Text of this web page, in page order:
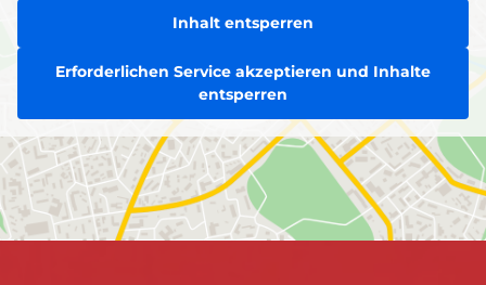
Inhalt entsperren
Erforderlichen Service akzeptieren und Inhalte
entsperren